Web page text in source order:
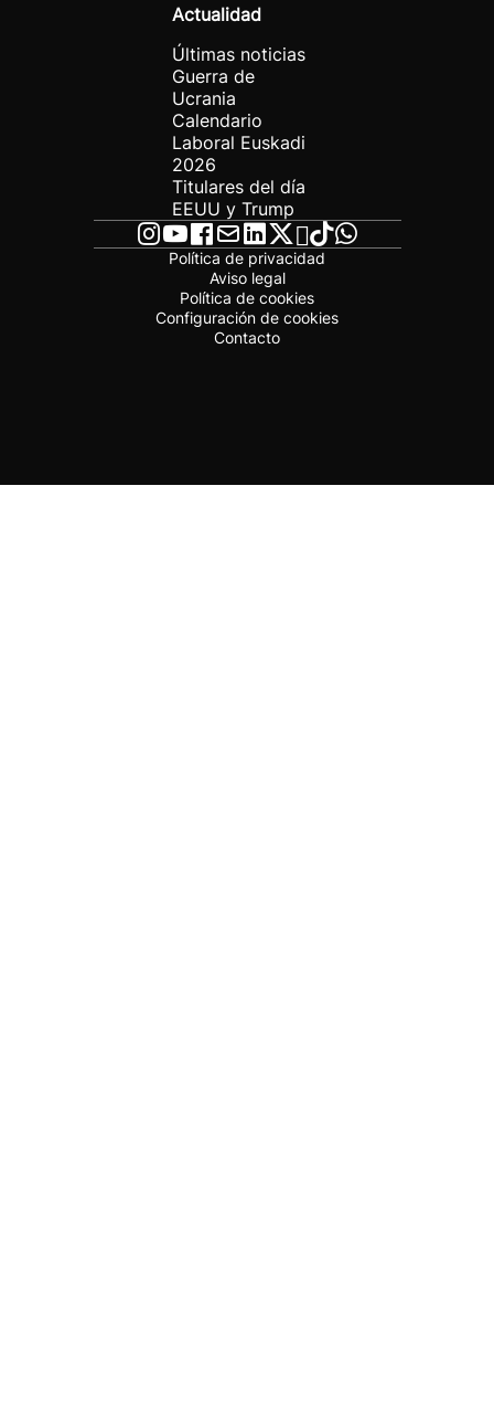
Actualidad
Últimas noticias
Guerra de
Ucrania
Calendario
Laboral Euskadi
2026
Titulares del día
EEUU y Trump
Política de privacidad
Aviso legal
Política de cookies
Configuración de cookies
Contacto